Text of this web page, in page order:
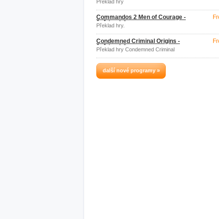
Překlad hry
Commandos 2 Men of Courage -
čeština 1.0
Překlad hry.
Condemned Criminal Origins -
čeština 1.0
Překlad hry Condemned Criminal
další nové programy »